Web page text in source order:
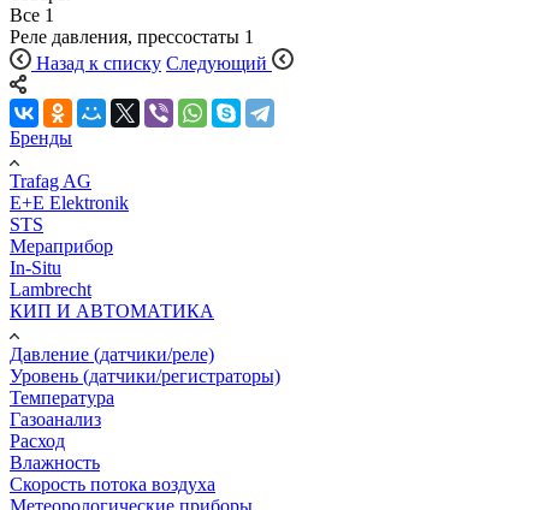
Все 1
Реле давления, прессостаты 1
Назад к списку Следующий
Бренды
Trafag AG
E+E Elektronik
STS
Мераприбор
In-Situ
Lambrecht
КИП И АВТОМАТИКА
Давление (датчики/реле)
Уровень (датчики/регистраторы)
Температура
Газоанализ
Расход
Влажность
Скорость потока воздуха
Метеорологические приборы